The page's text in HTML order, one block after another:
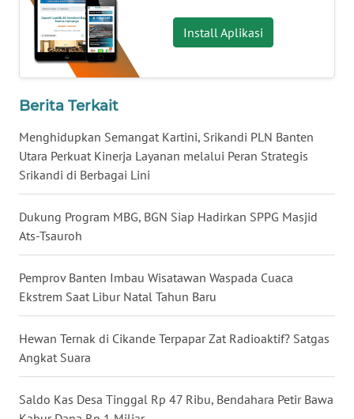
Install Aplikasi
Berita Terkait
Menghidupkan Semangat Kartini, Srikandi PLN Banten
Utara Perkuat Kinerja Layanan melalui Peran Strategis
Srikandi di Berbagai Lini
Dukung Program MBG, BGN Siap Hadirkan SPPG Masjid
Ats-Tsauroh
Pemprov Banten Imbau Wisatawan Waspada Cuaca
Ekstrem Saat Libur Natal Tahun Baru
Hewan Ternak di Cikande Terpapar Zat Radioaktif? Satgas
Angkat Suara
Saldo Kas Desa Tinggal Rp 47 Ribu, Bendahara Petir Bawa
WN
NUSANTARA
JOGJA
WN
JATIM
WN
KALBAR
KALTENG
KALTARA